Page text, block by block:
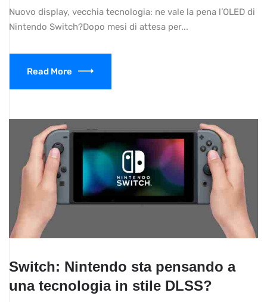
Nuovo display, vecchia tecnologia: ne vale la pena l’OLED di
Nintendo Switch?Dopo mesi di attesa per...
Read More
Switch: Nintendo sta pensando a
una tecnologia in stile DLSS?